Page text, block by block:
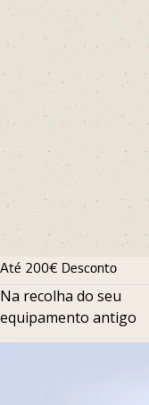
Até 200€ Desconto
Na recolha do seu
equipamento antigo